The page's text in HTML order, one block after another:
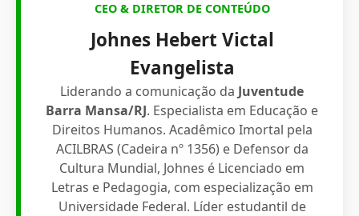
CEO & DIRETOR DE CONTEÚDO
Johnes Hebert Victal
Evangelista
Liderando a comunicação da Juventude
Barra Mansa/RJ. Especialista em Educação e
Direitos Humanos. Acadêmico Imortal pela
ACILBRAS (Cadeira nº 1356) e Defensor da
Cultura Mundial, Johnes é Licenciado em
Letras e Pedagogia, com especialização em
Universidade Federal. Líder estudantil de